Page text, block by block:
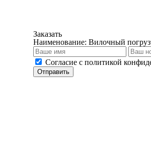
Заказать
Наименование: Вилочный
Cогласие с политикой
Отправить